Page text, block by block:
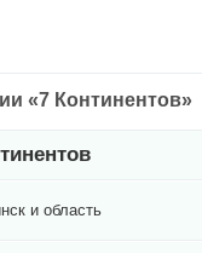
«7 Континентов»
и область